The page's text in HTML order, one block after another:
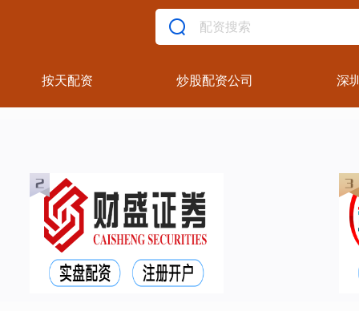
按天配资 炒股配资公司 深